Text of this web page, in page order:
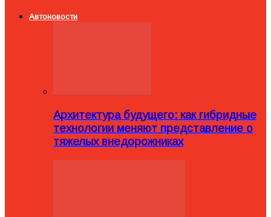
Автоновости
Архитектура будущего: как гибридные
технологии меняют представление о
тяжелых внедорожниках